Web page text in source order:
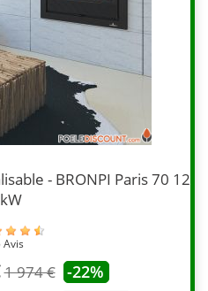
- BRONPI Paris 70 12
kW
Avis
1 974 € -22%